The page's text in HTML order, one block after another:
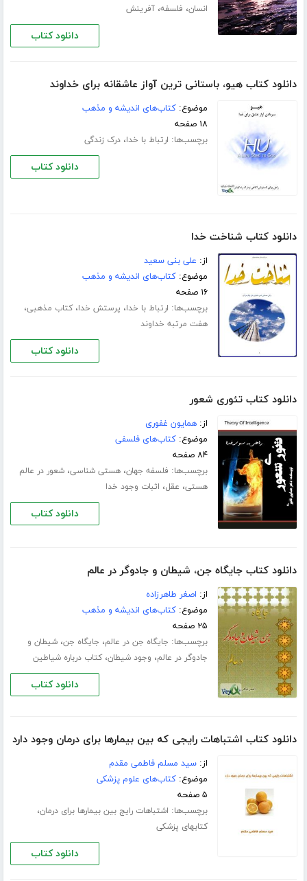
انسان، فلسفه،آفرینش
دانلود کتاب
دانلود کتاب هیو، باستانی ترین آواز عاشقانه برای خداوند
موضوع:کتاب‌های اندیشه و مذهب
۱۸ صفحه
برچسب‌ها: ارتباط با خدا،درک زندگی
دانلود کتاب
دانلود کتاب شناخت خدا
از: علی بنی سعید
موضوع:کتاب‌های اندیشه و مذهب
۱۶ صفحه
برچسب‌ها: ارتباط با خدا، پرستش خدا،کتاب مذهبی،
هفت مرتبه خداوند
دانلود کتاب
دانلود کتاب تئوری شعور
از:همایون غفوری
موضوع:کتاب‌های فلسفی
۸۴ صفحه
برچسب‌ها: فلسفه جهان،هستی شناسی،شعور در عالم
هستی، عقل، اثبات وجود خدا
دانلود کتاب
دانلود کتاب جایگاه جن، شیطان و جادوگر در عالم
از: اصغر طاهرزاده
موضوع:کتاب‌های اندیشه و مذهب
۲۵ صفحه
برچسب‌ها: جایگاه جن در عالم، جایگاه جن،شیطان و
جادوگر در عالم، وجود شیطان،کتاب درباره شیاطین
دانلود کتاب
دانلود کتاب اشتباهات رایجی که بین بیمارها برای درمان وجود دارد
از:سید مسلم فاطمی مقدم
موضوع:کتاب‌های علوم پزشکی
۵ صفحه
برچسب‌ها: اشتباهات رایج بین بیمارها برای درمان،
کتابهای پزشکی
دانلود کتاب